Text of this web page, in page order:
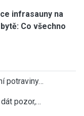
infrasauny na
Co všechno
potraviny…
pozor,…